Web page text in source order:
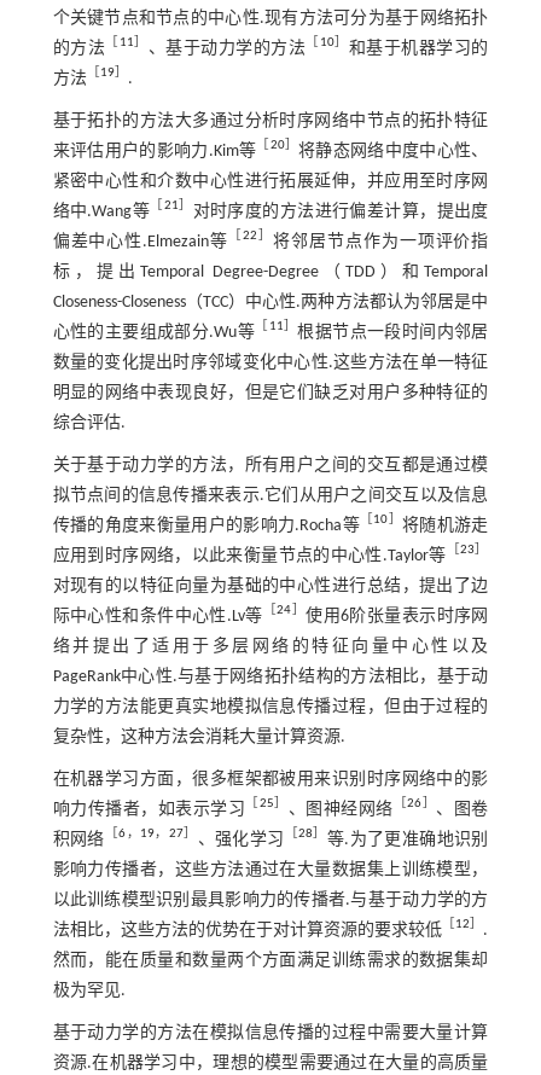
个关键节点和节点的中心性.现有方法可分为基于网络拓扑
的方法 ［ 11］ 、基于动力学的方法 ［ 10］ 和基于机器学习的
方法［19］ .
基于拓扑的方法大多通过分析时序网络中节点的拓扑特征
来评估用户的影响力.Kim等 ［20］将静态网络中度中心性、
紧密中心性和介数中心性进行拓展延伸，并应用至时序网
络中.Wang等 ［21］
对时序度的方法进行偏差计算，提出度
偏差中心性.Elmezain等
［22］将邻居节点作为一项评价指
标，提出Temporal Degree-Degree（TDD）和Temporal
Closeness-Closeness（TCC）中心性.两种方法都认为邻居是中
心性的主要组成部分.Wu等 ［ 11］根据节点一段时间内邻居
数量的变化提出时序邻域变化中心性.这些方法在单一特征
明显的网络中表现良好，但是它们缺乏对用户多种特征的
综合评估.
关于基于动力学的方法，所有用户之间的交互都是通过模
拟节点间的信息传播来表示.它们从用户之间交互以及信息
传播的角度来衡量用户的影响力.Rocha等 ［10］将随机游走
应用到时序网络，以此来衡量节点的中心性.Taylor等 ［23］
对现有的以特征向量为基础的中心性进行总结，提出了边
际中心性和条件中心性.Lv等 ［24］使用6阶张量表示时序网
络并提出了适用于多层网络的特征向量中心性以及
PageRank中心性.与基于网络拓扑结构的方法相比，基于动
力学的方法能更真实地模拟信息传播过程，但由于过程的
复杂性，这种方法会消耗大量计算资源.
在机器学习方面，很多框架都被用来识别时序网络中的影
响力传播者，如表示学习
［25］ 、图神经网络 ［26］ 、图卷
积网络 ［6， 19， 27］ 、强化学习 ［28］ 等.为了更准确地识别
影响力传播者，这些方法通过在大量数据集上训练模型，
以此训练模型识别最具影响力的传播者.与基于动力学的方
法相比，这些方法的优势在于对计算资源的要求较低 ［12］ .
然而，能在质量和数量两个方面满足训练需求的数据集却
极为罕见.
基于动力学的方法在模拟信息传播的过程中需要大量计算
资源.在机器学习中，理想的模型需要通过在大量的高质量